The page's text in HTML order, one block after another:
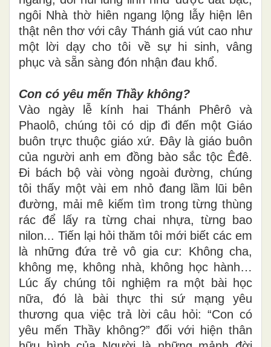
ngôi Nhà thờ hiên ngang lộng lẫy hiện lên
thật nên thơ với cây Thánh giá vút cao như
một lời dạy cho tôi về sự hi sinh, vâng
phục và sẵn sàng đón nhận đau khổ.
Con có yêu mến Thầy không?
Vào ngày lễ kính hai Thánh Phêrô và
Phaolô, chúng tôi có dịp đi đến một Giáo
buôn trực thuộc giáo xứ. Đây là giáo buôn
của người anh em đồng bào sắc tộc Êđê.
Đi bách bộ vài vòng ngoài đường, chúng
tôi thấy một vài em nhỏ đang lầm lũi bên
đường, mải mê kiếm tìm trong từng thùng
rác để lấy ra từng chai nhựa, từng bao
nilon... Tiến lại hỏi thăm tôi mới biết các em
là những đứa trẻ vô gia cư: Không cha,
không mẹ, không nhà, không học hành…
Lúc ấy chúng tôi nghiệm ra một bài học
nữa, đó là bài thực thi sứ mạng yêu
thương qua việc trả lời câu hỏi: “Con có
yêu mến Thầy không?” đối với hiện thân